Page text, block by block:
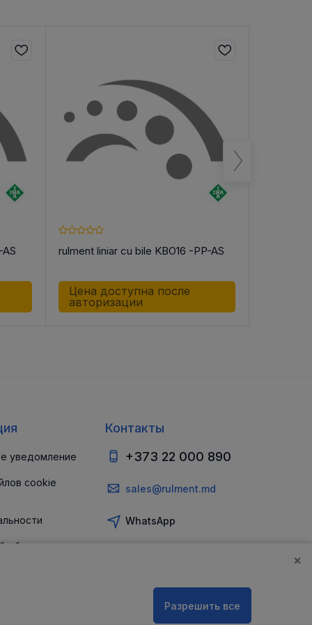
rulment liniar cu bile KBO16 -PP-AS
Цена доступна после
авторизации
уведомление
cookie
обеспечении
Контакты
+373 22 000 890
sales@rulment.md
WhatsApp
×
Разрешить все